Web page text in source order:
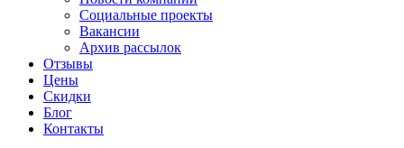
Социальные проекты
Вакансии
Архив рассылок
Отзывы
Цены
Скидки
Блог
Контакты